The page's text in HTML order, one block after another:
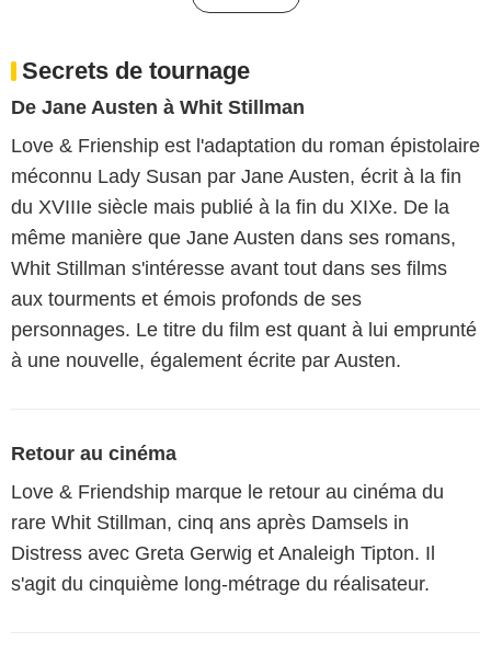
Secrets de tournage
De Jane Austen à Whit Stillman
Love & Frienship est l'adaptation du roman épistolaire
méconnu Lady Susan par Jane Austen, écrit à la fin
du XVIIIe siècle mais publié à la fin du XIXe. De la
même manière que Jane Austen dans ses romans,
Whit Stillman s'intéresse avant tout dans ses films
aux tourments et émois profonds de ses
personnages. Le titre du film est quant à lui emprunté
à une nouvelle, également écrite par Austen.
Retour au cinéma
Love & Friendship marque le retour au cinéma du
rare Whit Stillman, cinq ans après Damsels in
Distress avec Greta Gerwig et Analeigh Tipton. Il
s'agit du cinquième long-métrage du réalisateur.